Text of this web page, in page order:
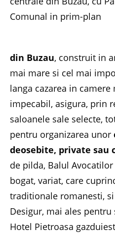
din Buzau, construit in
mai mare si cel mai
langa cazarea in
impecabil, asigura, prin
saloanele sale selecte,
pentru organizarea unor
deosebite, private sau
de pilda, Balul
bogat, variat, care
traditionale romanesti,
Desigur, mai ales
Hotel Pietroasa